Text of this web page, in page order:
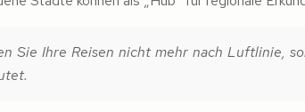
Sie Ihre Reisen nicht mehr nach Luftlinie,